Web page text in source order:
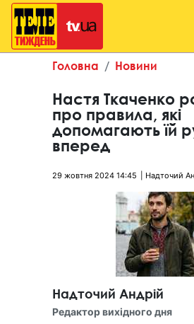
Головна Новини
Настя Ткаченко
про правила, які
допомагають їй
вперед
29 жовтня 2024 14:45 Надточий
Надточий Андрій
Редактор вихідного дня